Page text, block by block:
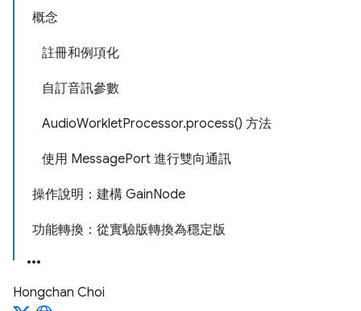
概念
註冊和例項化
自訂音訊參數
AudioWorkletProcessor.process() 方法
使用 MessagePort 進行雙向通訊
操作說明：建構 GainNode
功能轉換：從實驗版轉換為穩定版
Hongchan Choi